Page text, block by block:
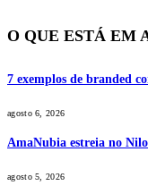
O QUE ESTÁ EM
7 exemplos de branded
agosto 6, 2026
AmaNubia estreia no
agosto 5, 2026